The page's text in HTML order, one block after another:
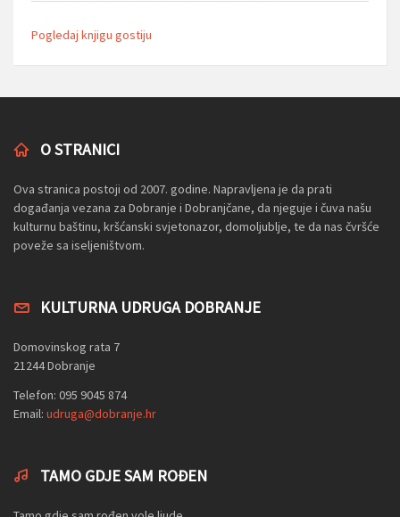
Pogledaj knjigu gostiju
O STRANICI
Ova stranica postoji od 2007. godine. Napravljena je da prati
događanja vezana za Dobranje i Dobranjčane, da njeguje i čuva našu
kulturnu baštinu, kršćanski svjetonazor, domoljublje, te da nas čvršće
poveže sa iseljeništvom.
KULTURNA UDRUGA DOBRANJE
Domovinskog rata 7
21244 Dobranje
Telefon: 095 9045 874
Email: udruga@dobranje.hr
TAMO GDJE SAM ROĐEN